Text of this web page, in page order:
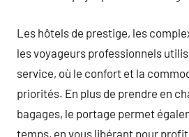
Les hôtels de prestige, les
les voyageurs professionnels
service, où le confort et la
priorités. En plus de prendre en
bagages, le portage permet
temps, en vous libérant pour